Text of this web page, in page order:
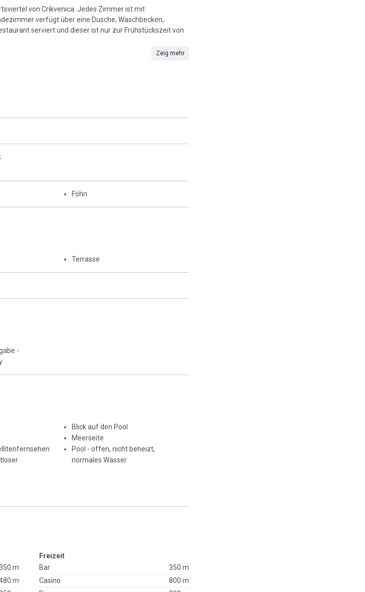
von Crikvenica. Jedes Zimmer ist mit
verfügt über eine Dusche, Waschbecken,
serviert und dieser ist nur zur Frühstückszeit von
Zeig mehr
Föhn
Terrasse
-
Blick auf den Pool
Meerseite
Pool - offen, nicht beheizt,
normales Wasser
m
m
Freizeit
Bar
350 m
Casino
800 m